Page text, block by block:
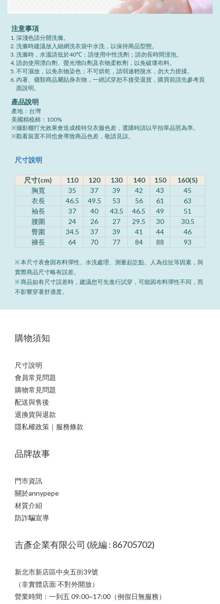
注意事項
深淺色請分開洗滌。
洗滌時建議放入細網洗衣袋中水洗，以保持商品型態。
洗滌時，水溫請低於40℃；請使用中性洗劑；請勿長時間浸泡。
請勿使用漂白劑、螢光增白劑及衣物柔軟劑，以免破壞布料。
不可濕放，以免衣物染色；不可烘乾，請弱速輕脫水，勿大力搓揉。
內著、襪類商品屬貼身衣物，一經試穿恕不接受退貨，購買前請先參考頁
面說明。
產品說明
產地：台灣
美國精梳棉：100%
※攝影棚打光效果會造成模特兒衣服色差，選購時請以平拍單品照為準。
※觀看裝置不同也會導致商品色差，敬請見諒。
尺寸說明
尺寸(cm) 110 120 130 140 150
160(S)
胸寬
35 37 39 42 43
45
衣長
46.5 49.5 53 56 61
63
袖長
37 40 43.5 46.5 49
51
腰圍
24 26 27 29.5 30
30.5
臀圍
34.5 37 39 41 44
46
褲長
64 70 77 84 88 93
※ 本尺寸表會因布料彈性、水洗處理、測量起訖點、人為拉扯等因素，與
實際商品尺寸略有誤差。
※ 商品如有尺寸誤差時，建議您可先進行試穿，可能因布料彈性不同，而
不影響穿著舒適度。
購物須知
尺寸說明
會員常見問題
購物常見問題
配送與售後
退換貨與退款
隱私權政策｜服務條款
品牌故事
門市資訊
關於annypepe
材質介紹
防詐騙宣導
吉彥企業有限公司 (統編 : 86705702)
新北市新店區中央五街39號
（非實體店面 不對外開放）
營業時間：一到五 09:00~17:00（例假日無服務）